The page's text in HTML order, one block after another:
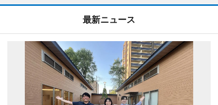
最新ニュース